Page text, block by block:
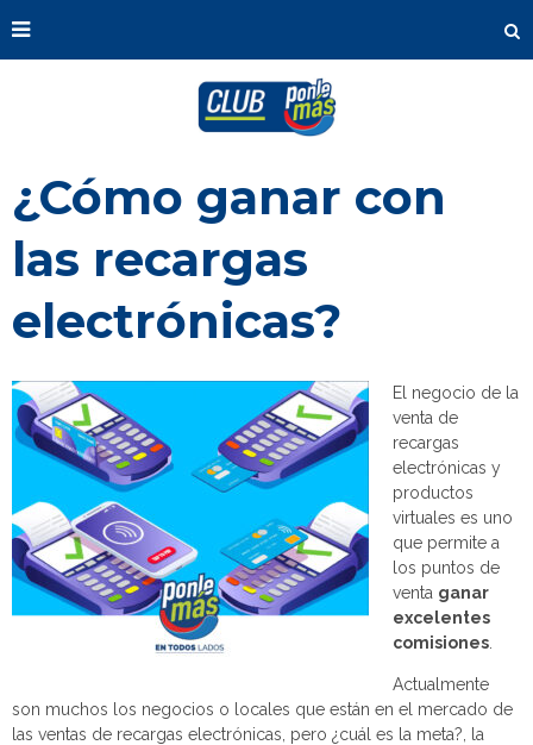
¿Cómo ganar con
las recargas
electrónicas?
El negocio de la
venta de
recargas
electrónicas y
productos
virtuales es uno
que permite a
los puntos de
venta ganar
excelentes
comisiones
Actualmente
son muchos los negocios o locales que están en el mercado de
las ventas de recargas electrónicas, pero ¿cuál es la meta?, la